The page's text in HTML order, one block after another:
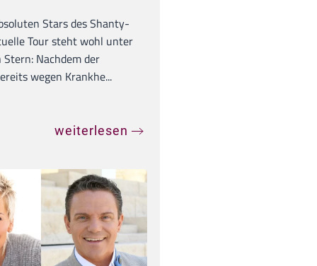
Stars des Shanty-
Tour steht wohl unter
Nachdem der
wegen Krankhe...
weiterlesen